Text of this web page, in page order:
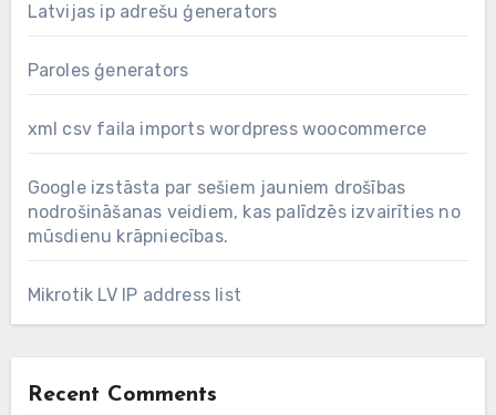
Latvijas ip adrešu ģenerators
Paroles ģenerators
xml csv faila imports wordpress woocommerce
Google izstāsta par sešiem jauniem drošības
nodrošināšanas veidiem, kas palīdzēs izvairīties no
mūsdienu krāpniecības.
Mikrotik LV IP address list
Recent Comments